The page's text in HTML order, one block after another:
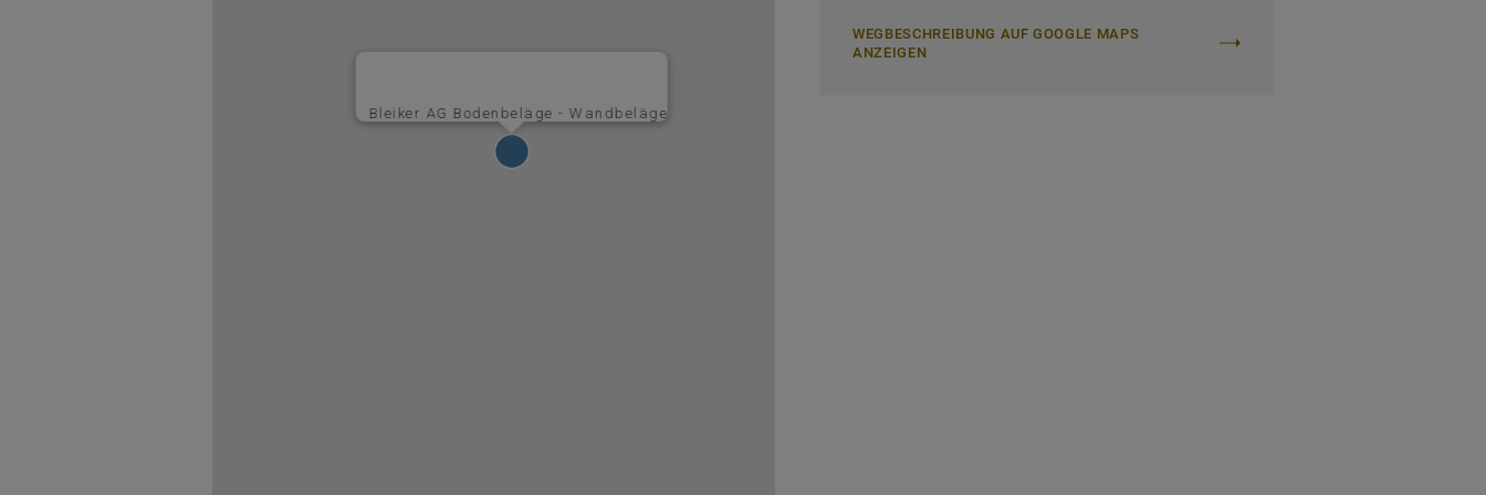
Bleiker AG Bodenbeläge - Wandbeläge
WEGBESCHREIBUNG AUF GOOGLE MAPS
ANZEIGEN